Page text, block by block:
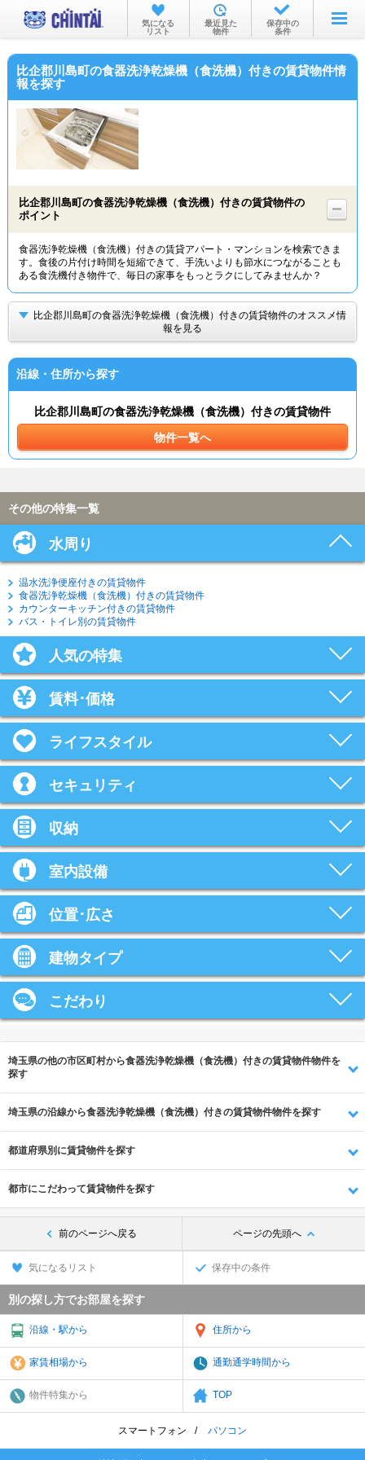
お部屋を探す
沿線・駅から
不動産会社から
気になる
リスト
最近見た
物件
保存中の
条件
比企郡川島町の食器洗浄乾燥機（食洗機）付きの賃貸物件情
報を探す
比企郡川島町の食器洗浄乾燥機（食洗機）付きの賃貸物件の
ポイント
食器洗浄乾燥機（食洗機）付きの賃貸アパート・マンションを検索できま
す。食後の片付け時間を短縮できて、手洗いよりも節水につながることも
ある食洗機付き物件で、毎日の家事をもっとラクにしてみませんか？
比企郡川島町の食器洗浄乾燥機（食洗機）付きの賃貸物件のオススメ情
報を見る
沿線・住所から探す
比企郡川島町の食器洗浄乾燥機（食洗機）付きの賃貸物件
物件一覧へ
その他の特集一覧
水周り
温水洗浄便座付きの賃貸物件
食器洗浄乾燥機（食洗機）付きの賃貸物件
カウンターキッチン付きの賃貸物件
バス・トイレ別の賃貸物件
人気の特集
賃料･価格
ライフスタイル
セキュリティ
収納
室内設備
位置･広さ
建物タイプ
こだわり
埼玉県の他の市区町村から食器洗浄乾燥機（食洗機）付きの賃貸物件物件を
探す
埼玉県の沿線から食器洗浄乾燥機（食洗機）付きの賃貸物件物件を探す
都道府県別に賃貸物件を探す
都市にこだわって賃貸物件を探す
前のページへ戻る ページの先頭へ
気になるリスト 保存中の条件
別の探し方でお部屋を探す
沿線・駅から 住所から
家賃相場から 通勤通学時間から
物件特集から TOP
スマートフォン パソコン